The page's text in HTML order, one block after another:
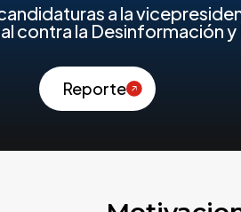
a la
contra la Desinformación
Reporte